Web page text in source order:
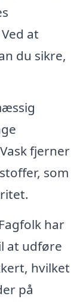
at
du sikre,
fjerner
som
Fagfolk har
at udføre
hvilket
på